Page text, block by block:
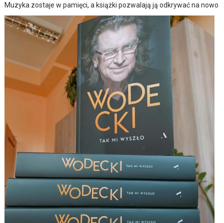
Muzyka zostaje w pamięci, a książki pozwalają ją odkrywać na nowo